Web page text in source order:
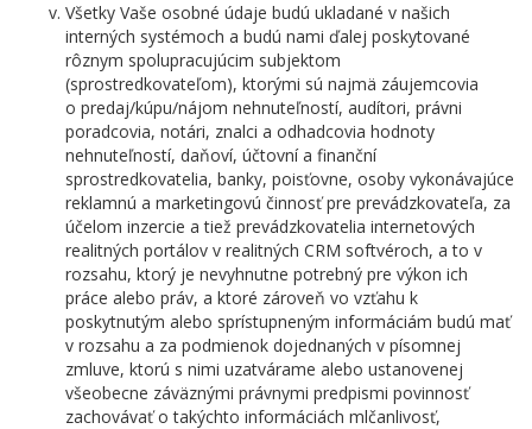
Všetky Vaše osobné údaje budú ukladané v našich
interných systémoch a budú nami ďalej poskytované
rôznym spolupracujúcim subjektom
(sprostredkovateľom), ktorými sú najmä záujemcovia
o predaj/kúpu/nájom nehnuteľností, audítori, právni
poradcovia, notári, znalci a odhadcovia hodnoty
nehnuteľností, daňoví, účtovní a finanční
sprostredkovatelia, banky, poisťovne, osoby vykonávajúce
reklamnú a marketingovú činnosť pre prevádzkovateľa, za
účelom inzercie a tiež prevádzkovatelia internetových
realitných portálov v realitných CRM softvéroch, a to v
rozsahu, ktorý je nevyhnutne potrebný pre výkon ich
práce alebo práv, a ktoré zároveň vo vzťahu k
poskytnutým alebo sprístupneným informáciám budú mať
v rozsahu a za podmienok dojednaných v písomnej
zmluve, ktorú s nimi uzatvárame alebo ustanovenej
všeobecne záväznými právnymi predpismi povinnosť
zachovávať o takýchto informáciách mlčanlivosť,